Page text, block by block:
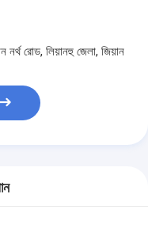
রোড, লিয়ানহু জেলা, জিয়ান